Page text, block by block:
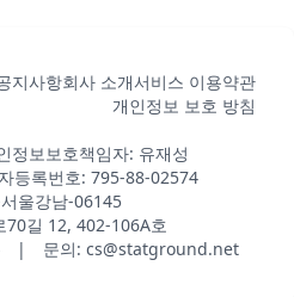
지사항회사 소개서비스 이용약관
개인정보 보호 방침
정보보호책임자: 유재성
등록번호: 795-88-02574
울강남-06145
70길 12, 402-106A호
| 문의: cs@statground.net